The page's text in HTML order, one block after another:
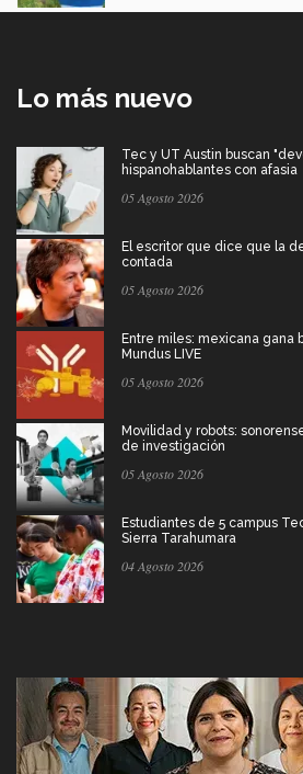
Lo más nuevo
Tec y UT Austin buscan
hispanohablantes con afasia
05 Agosto 2026
El escritor que dice que la
contada
05 Agosto 2026
Entre miles: mexicana gana
Mundus LIVE
05 Agosto 2026
Movilidad y robots:
de investigación
05 Agosto 2026
Estudiantes de 5 campus
Sierra Tarahumara
04 Agosto 2026